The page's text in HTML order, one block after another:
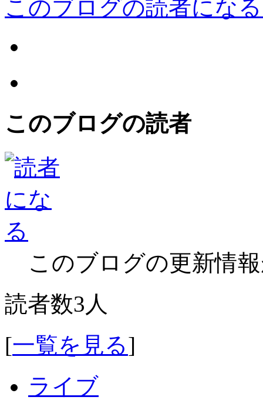
このブログの読者にな
このブログの読者
このブログの更新情
読者数3人
[一覧を見る]
ライブ